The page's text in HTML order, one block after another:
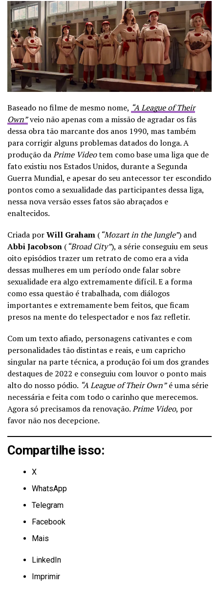
Baseado no filme de mesmo nome, “A League of Their
Own”veio não apenas com a missão de agradar os fãs
dessa obra tão marcante dos anos 1990, mas também
para corrigir alguns problemas datados do longa. A
produção daPrime Videotem como base uma liga que de
fato existiu nos Estados Unidos, durante a Segunda
Guerra Mundial, e apesar do seu antecessor ter escondido
pontos como a sexualidade das participantes dessa liga,
nessa nova versão esses fatos são abraçados e
enaltecidos.
Criada porWill Graham (“Mozart in the Jungle”) and
Abbi Jacobson (“Broad City”), a série conseguiu em seus
oito episódios trazer um retrato de como era a vida
dessas mulheres em um período onde falar sobre
sexualidade era algo extremamente difícil. E a forma
como essa questão é trabalhada, com diálogos
importantes e extremamente bem feitos, que ficam
presos na mente do telespectador e nos faz refletir.
Com um texto afiado, personagens cativantes e com
personalidades tão distintas e reais, e um capricho
singular na parte técnica, a produção foi um dos grandes
destaques de 2022 e conseguiu com louvor o ponto mais
alto do nosso pódio. “A League of Their Own”é uma série
necessária e feita com todo o carinho que merecemos.
Agora só precisamos da renovação.Prime Video, por
favor não nos decepcione.
Compartilhe isso:
X
WhatsApp
Telegram
Facebook
Mais
LinkedIn
Imprimir